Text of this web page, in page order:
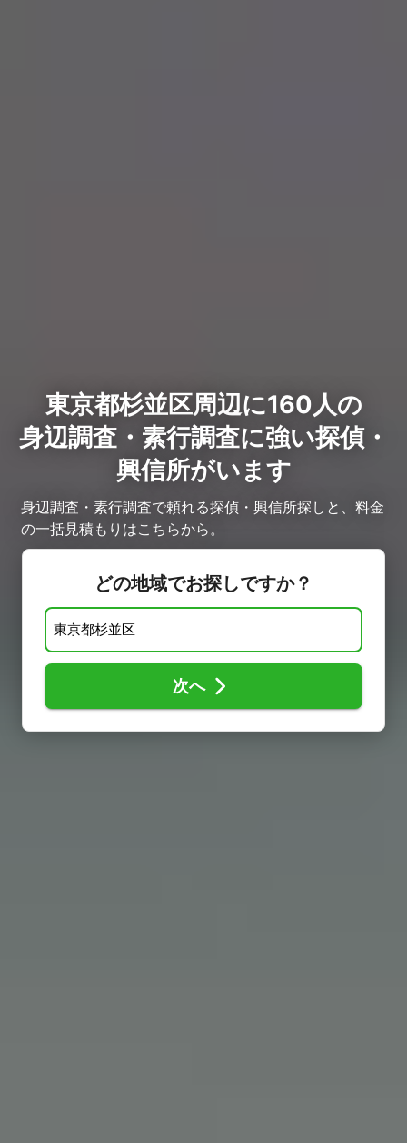
東京都杉並区周辺に160人の
身辺調査・素行調査に強い探偵・
興信所がいます
身辺調査・素行調査で頼れる探偵・興信所探しと、料金
の一括見積もりはこちらから。
どの地域でお探しですか？
次へ